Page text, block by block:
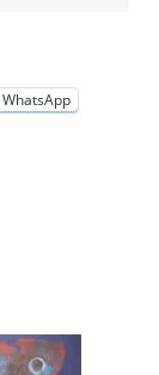
WhatsApp